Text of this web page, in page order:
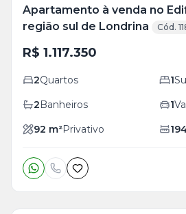
Apartamento à venda no
região sul de Londrina
Cód.
R$ 1.117.350
2Quartos 1
2Banheiros 1
92 m²Privativo